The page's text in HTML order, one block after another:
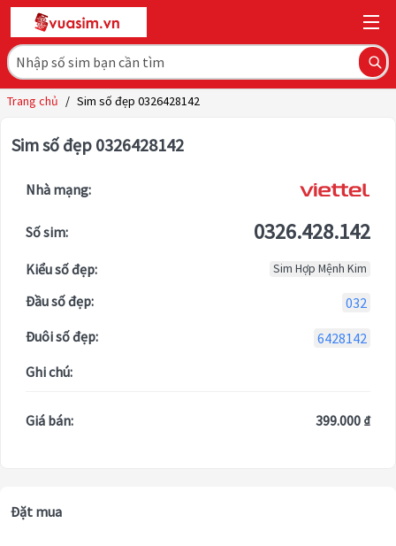
Trang chủ / Sim số đẹp 0326428142
Sim số đẹp 0326428142
Nhà mạng:
Số sim: 0326.428.142
Kiểu số đẹp: Sim Hợp Mệnh Kim
Đầu số đẹp:
032
Đuôi số đẹp:
6428142
Ghi chú:
Giá bán: 399.000 ₫
Đặt mua